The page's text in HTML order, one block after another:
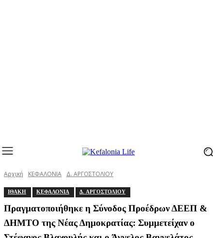
Αρχική ΚΕΦΑΛΟΝΙΑ Δ. ΑΡΓΟΣΤΟΛΙΟΥ
ΙΘΑΚΗ ΚΕΦΑΛΟΝΙΑ Δ. ΑΡΓΟΣΤΟΛΙΟΥ
Πραγματοποιήθηκε η Σύνοδος Προέδρων ΔΕΕΠ &
ΔΗΜΤΟ της Νέας Δημοκρατίας: Συμμετείχαν ο